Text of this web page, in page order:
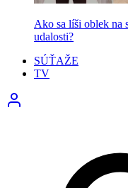
Ako sa líši oblek na
udalosti?
SÚŤAŽE
TV